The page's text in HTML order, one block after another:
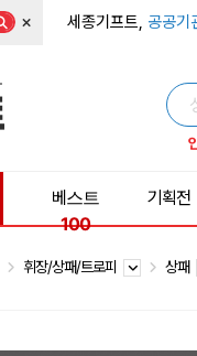
× 세종기프트, 공공기
베스트
100
기획전
휘장/상패/트로피 상패